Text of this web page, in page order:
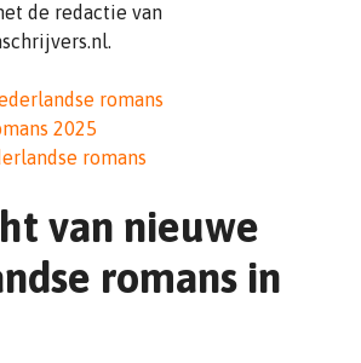
de redactie van
romans
2025
romans
van nieuwe
romans in